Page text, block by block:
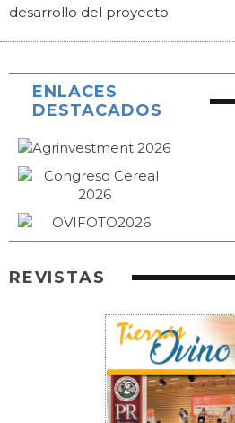
desarrollo del proyecto.
ENLACES
DESTACADOS
REVISTAS